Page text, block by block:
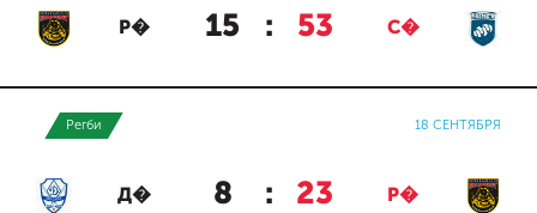
Р� 15 : 53 С�
Регби 18 СЕНТЯБРЯ
Д� 8 : 23 Р�